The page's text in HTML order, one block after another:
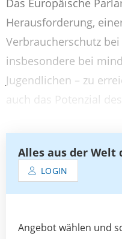
Das Europäische
Herausforderung,
Verbraucherschutz
insbesondere bei
Jugendlichen – zu
auch das Potenzial
Alles aus der Welt
LOGIN
Angebot wählen und